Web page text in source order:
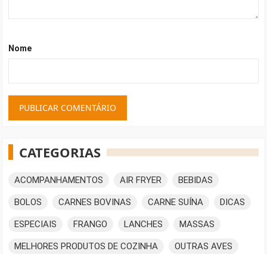
Nome
CATEGORIAS
ACOMPANHAMENTOS AIR FRYER BEBIDAS
BOLOS CARNES BOVINAS CARNE SUÍNA DICAS
ESPECIAIS FRANGO LANCHES MASSAS
MELHORES PRODUTOS DE COZINHA OUTRAS AVES